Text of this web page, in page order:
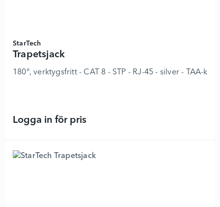
StarTech
Trapetsjack
180°, verktygsfritt - CAT 8 - STP - RJ-45 - silver - TAA-
Logga in för prisTrapetsjack - 8978271 - Lägg i